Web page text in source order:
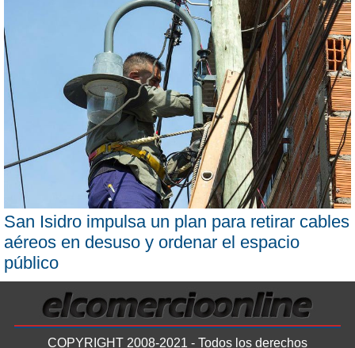
San Isidro impulsa un plan para retirar cables
aéreos en desuso y ordenar el espacio
público
COPYRIGHT 2008-2021 - Todos los derechos